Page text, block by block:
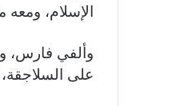
الإسلام،
وألفي فارس،
على